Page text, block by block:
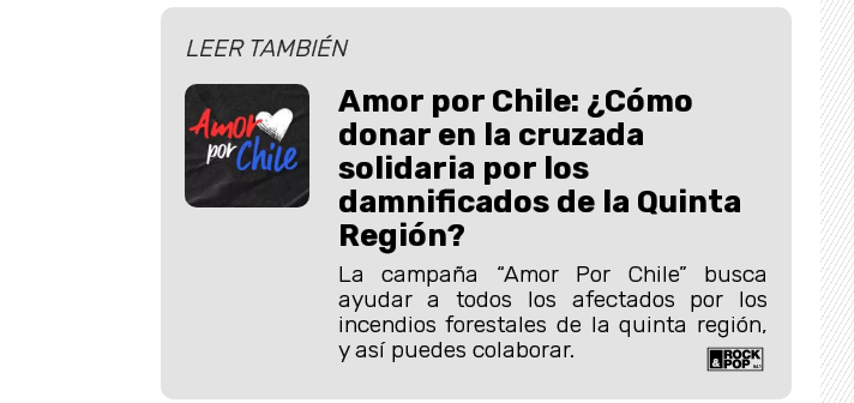
LEER TAMBIÉN
Amor por Chile: ¿Cómo
donar en la cruzada
solidaria por los
damnificados de la Quinta
Región?
La campaña “Amor Por Chile” busca
ayudar a todos los afectados por los
incendios forestales de la quinta región,
y así puedes colaborar.